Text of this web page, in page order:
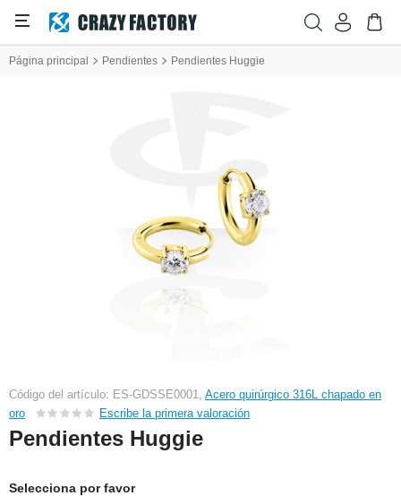
Página principal Pendientes Pendientes Huggie
Código del artículo: ES-GDSSE0001, Acero quirúrgico 316L chapado en
oro
Escribe la primera valoración
Pendientes Huggie
Selecciona por favor